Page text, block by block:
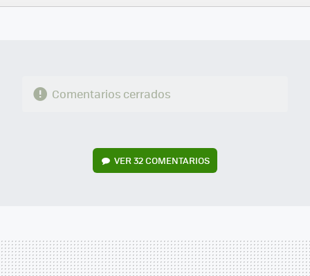
FACEBOOK
TWITTERFLIPBOARD
E-
WHATSAPP
Comentarios cerrados
VER32 COMENTARIOS